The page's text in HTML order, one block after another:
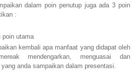
dalam poin penutup juga ada 3 poin
:
poin utama
kembali apa manfaat yang didapat oleh
mendengarkan, menguasai dan
anda sampaikan dalam presentasi.